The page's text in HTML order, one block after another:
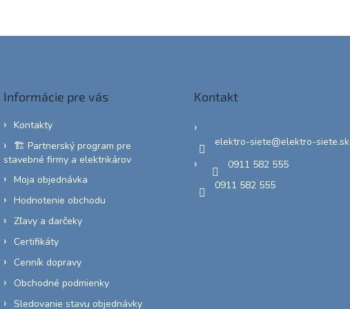
Informácie pre vás
Kontakty
🏗️ Partnerský program pre
stavebné firmy a elektrikárov
Moja objednávka
Hodnotenie obchodu
Zľavy a darčeky
Certifikáty
Cenník dopravy
Obchodné podmienky
Sledovanie stavu objednávky
Kontakt
elektro-siete@elektro-siete.sk
0911 582 555
0911 582 555